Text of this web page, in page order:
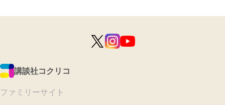
講談社コクリコ
ファミリーサイト